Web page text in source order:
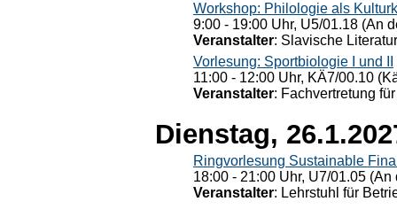
Workshop: Philologie als
9:00 - 19:00 Uhr, U5/01.18 (An
Veranstalter: Slavische
Vorlesung: Sportbiologie I und II
11:00 - 12:00 Uhr, KÄ7/00.10
Veranstalter: Fachvertretung
Dienstag,
Ringvorlesung Sustainable
18:00 - 21:00 Uhr, U7/01.05
Veranstalter: Lehrstuhl für